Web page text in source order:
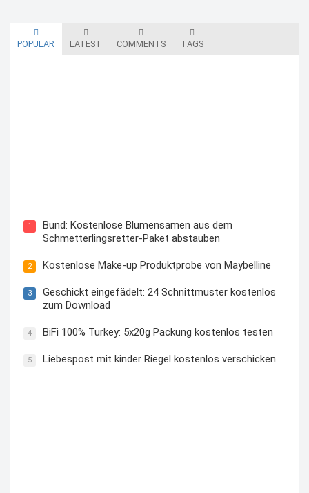
POPULAR LATEST COMMENTS TAGS
1
Bund: Kostenlose Blumensamen aus dem
Schmetterlingsretter-Paket abstauben
2 Kostenlose Make-up Produktprobe von Maybelline
3
Geschickt eingefädelt: 24 Schnittmuster kostenlos
zum Download
4 BiFi 100% Turkey: 5x20g Packung kostenlos testen
5 Liebespost mit kinder Riegel kostenlos verschicken